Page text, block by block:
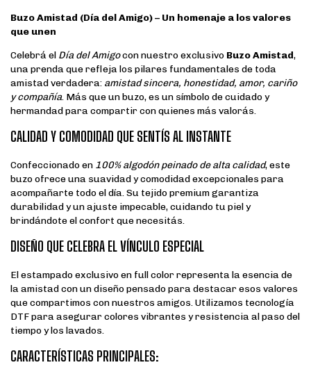
Buzo Amistad (Día del Amigo) – Un homenaje a los valores
que unen
Celebrá el Día del Amigocon nuestro exclusivo Buzo Amistad,
una prenda que refleja los pilares fundamentales de toda
amistad verdadera: amistad sincera, honestidad, amor, cariño
y compañía. Más que un buzo, es un símbolo de cuidado y
hermandad para compartir con quienes más valorás.
CALIDAD Y COMODIDAD QUE SENTÍS AL INSTANTE
Confeccionado en 100% algodón peinado de alta calidad, este
buzo ofrece una suavidad y comodidad excepcionales para
acompañarte todo el día. Su tejido premium garantiza
durabilidad y un ajuste impecable, cuidando tu piel y
brindándote el confort que necesitás.
DISEÑO QUE CELEBRA EL VÍNCULO ESPECIAL
El estampado exclusivo en full color representa la esencia de
la amistad con un diseño pensado para destacar esos valores
que compartimos con nuestros amigos. Utilizamos tecnología
DTF para asegurar colores vibrantes y resistencia al paso del
tiempo y los lavados.
CARACTERÍSTICAS PRINCIPALES: